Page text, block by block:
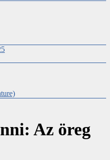
Az öreg